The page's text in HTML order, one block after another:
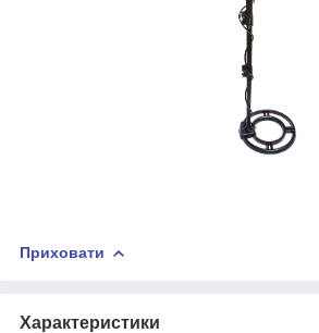
Приховати
Характеристики